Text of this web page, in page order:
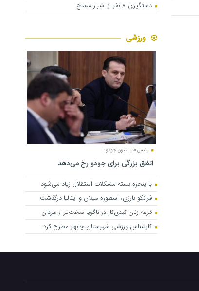
دستگیری ۸ نفر از اشرار مسلح
ورزشی
رئیس فدراسیون جودو:
اتفاق بزرگی برای جودو رخ می‌دهد
با پنجره بسته مشکلات استقلال زیاد می‌شود
فرانکو بارزی، اسطوره میلان و ایتالیا درگذشت
قرعه زنان کبدی‌کار در ناگویا سخت‌تر از مردان
کارشناس ورزشی شهرستان چابهار مطرح کرد: